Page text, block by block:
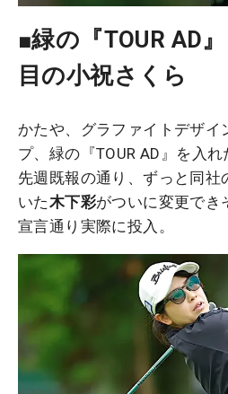
■緑の『TOUR AD
目の小祝さくら
かたや、グラファイトデザイ
プ、緑の『TOUR AD』を入れ
先週既報の通り、ずっと同社
いた木下彩がついに変更でき
宣言通り実際に投入。